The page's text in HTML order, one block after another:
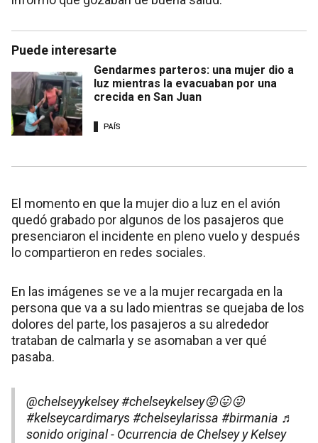
Puede interesarte
Gendarmes parteros: una mujer dio a
luz mientras la evacuaban por una
crecida en San Juan
PAÍS
El momento en que la mujer dio a luz en el avión
quedó grabado por algunos de los pasajeros que
presenciaron el incidente en pleno vuelo y después
lo compartieron en redes sociales.
En las imágenes se ve a la mujer recargada en la
persona que va a su lado mientras se quejaba de los
dolores del parte, los pasajeros a su alrededor
trataban de calmarla y se asomaban a ver qué
pasaba.
@chelseyykelsey#chelseykelsey😝😛😜
#kelseycardimarys#chelseylarissa #birmania ♬
sonido original - Ocurrencia de Chelsey y Kelsey